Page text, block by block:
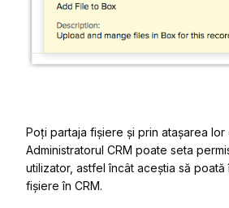
Poți partaja fișiere și prin atașarea lor
Administratorul CRM poate seta
utilizator, astfel încât aceștia să
fișiere în CRM.